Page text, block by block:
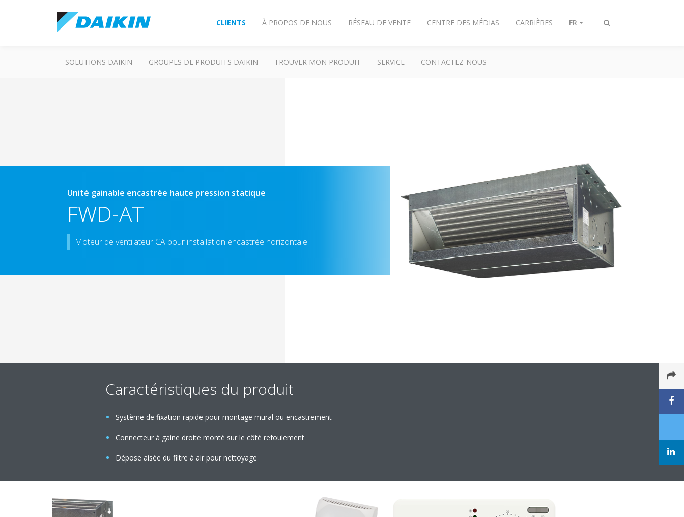
Afficher/masquer
CLIENTS À PROPOS DE NOUS RÉSEAU DE VENTE CENTRE DES MÉDIAS CARRIÈRES FR
SOLUTIONS DAIKIN GROUPES DE PRODUITS DAIKIN TROUVER MON PRODUIT SERVICE CONTACTEZ-NOUS
Unité gainable encastrée haute pression statique
FWD-AT
Moteur de ventilateur CA pour installation encastrée horizontale
Caractéristiques du produit
Système de fixation rapide pour montage mural ou encastrement
Connecteur à gaine droite monté sur le côté refoulement
Dépose aisée du filtre à air pour nettoyage